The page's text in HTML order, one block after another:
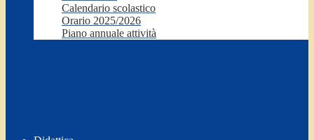
Calendario scolastico
Orario 2025/2026
Piano annuale attività